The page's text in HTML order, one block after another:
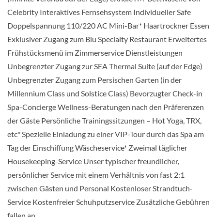
Concierge Klasse-[C2]
Deck Panorama
Balkonkabine
Concierge Class-[C4]
Deck Panorama
Balkonkabine
Celebrity Interaktives Fernsehsystem Individueller Safe
Doppelspannung 110/220 AC Mini-Bar* Haartrockner Essen
Exklusiver Zugang zum Blu Specialty Restaurant Erweitertes
Frühstücksmenü im Zimmerservice Dienstleistungen
Unbegrenzter Zugang zur SEA Thermal Suite (auf der Edge)
Unbegrenzter Zugang zum Persischen Garten (in der
Millennium Class und Solstice Class) Bevorzugter Check-in
Spa-Concierge Wellness-Beratungen nach den Präferenzen
der Gäste Persönliche Trainingssitzungen – Hot Yoga, TRX,
etc* Spezielle Einladung zu einer VIP-Tour durch das Spa am
Tag der Einschiffung Wäscheservice* Zweimal täglicher
Housekeeping-Service Unser typischer freundlicher,
persönlicher Service mit einem Verhältnis von fast 2:1
zwischen Gästen und Personal Kostenloser Strandtuch-
Service Kostenfreier Schuhputzservice Zusätzliche Gebühren